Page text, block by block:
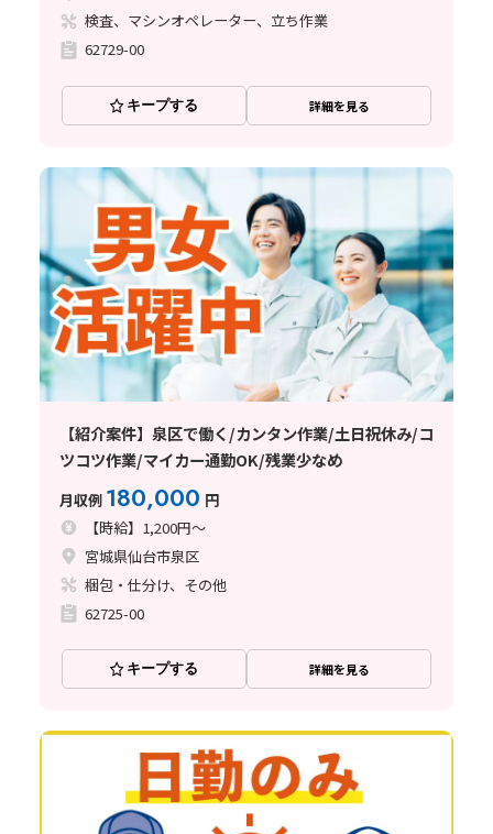
検査、マシンオペレーター、立ち作業
62729-00
キープする 詳細を見る
【紹介案件】泉区で働く/カンタン作業/土日祝休み/コ
ツコツ作業/マイカー通勤OK/残業少なめ
月収例 180,000 円
【時給】1,200円～
宮城県仙台市泉区
梱包・仕分け、その他
62725-00
キープする 詳細を見る